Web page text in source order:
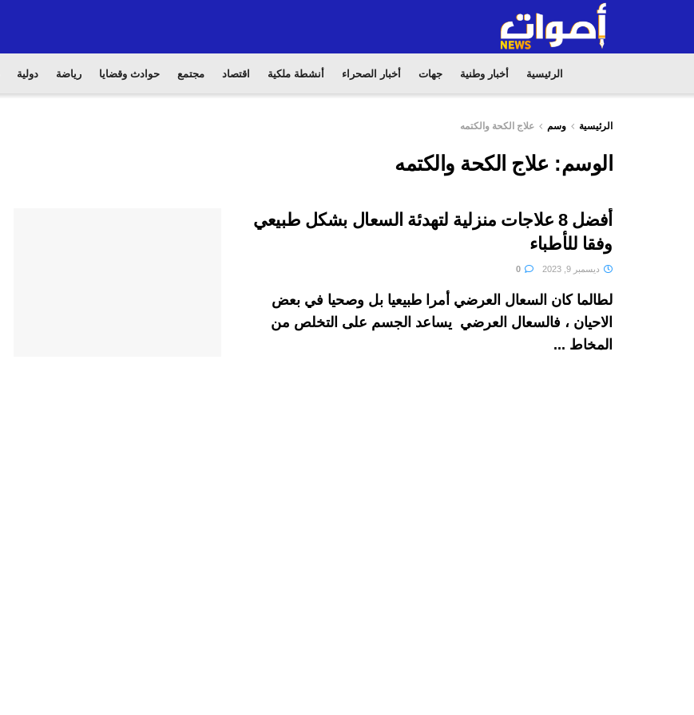
الرئيسية أخبار وطنية جهات أخبار الصحراء أنشطة ملكية اقتصاد مجتمع حوادث وقضايا رياضة دولية
الرئيسية وسم علاج الكحة والكتمه
الوسم: علاج الكحة والكتمه
أفضل 8 علاجات منزلية لتهدئة السعال بشكل طبيعي
وفقا للأطباء
ديسمبر 9, 2023
لطالما كان السعال العرضي أمرا طبيعيا بل وصحيا في بعض
الاحيان ، فالسعال العرضي يساعد الجسم على التخلص من
المخاط ...